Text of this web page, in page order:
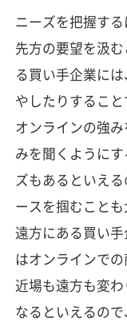
ニーズを把握す
先方の要望を汲
る買い手企業に
やしたりするこ
オンラインの強
みを聞くように
ズもあるといえ
ースを掴むことも
遠方にある買い
はオンラインでの
近場も遠方も変
なるといえるの